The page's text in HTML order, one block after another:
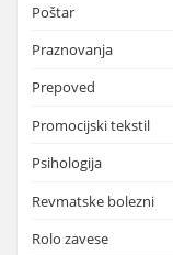
Poštar
Praznovanja
Prepoved
Promocijski tekstil
Psihologija
Revmatske bolezni
Rolo zavese